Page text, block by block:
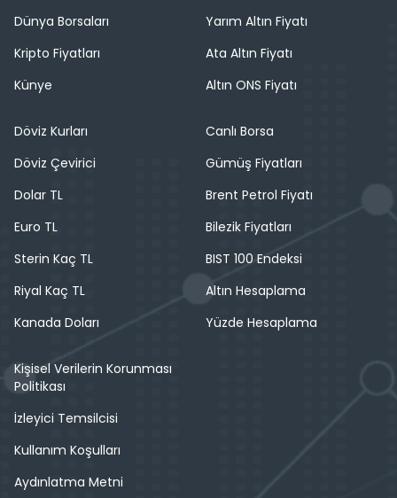
Dünya Borsaları
Kripto Fiyatları
Künye
Yarım Altın Fiyatı
Ata Altın Fiyatı
Altın ONS Fiyatı
Döviz Kurları
Döviz Çevirici
Dolar TL
Euro TL
Sterin Kaç TL
Riyal Kaç TL
Kanada Doları
Canlı Borsa
Gümüş Fiyatları
Brent Petrol Fiyatı
Bilezik Fiyatları
BIST 100 Endeksi
Altın Hesaplama
Yüzde Hesaplama
Kişisel Verilerin Korunması
Politikası
İzleyici Temsilcisi
Kullanım Koşulları
Aydınlatma Metni